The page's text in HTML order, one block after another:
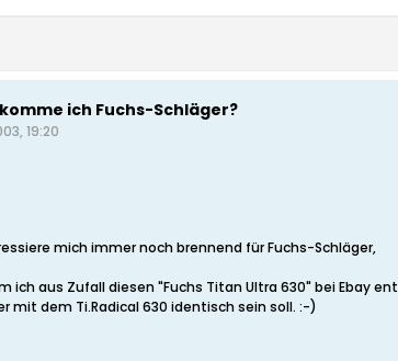
ich Fuchs-Schläger?
19:20
mich immer noch brennend für Fuchs-Schläger,
ich aus Zufall diesen "Fuchs Titan Ultra 630" bei Ebay
mit dem Ti.Radical 630 identisch sein soll. :-)